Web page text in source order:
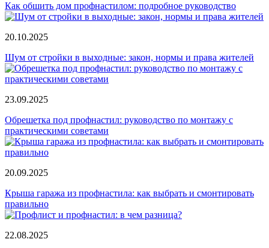
Как обшить дом профнастилом: подробное руководство
20.10.2025
Шум от стройки в выходные: закон, нормы и права жителей
23.09.2025
Обрешетка под профнастил: руководство по монтажу с
практическими советами
20.09.2025
Крыша гаража из профнастила: как выбрать и смонтировать
правильно
22.08.2025